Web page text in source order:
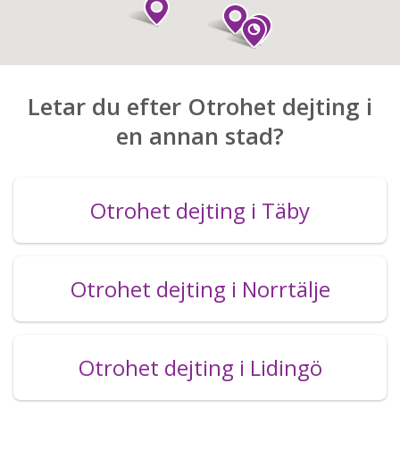
Letar du efter Otrohet dejting i
en annan stad?
Otrohet dejting i Täby
Otrohet dejting i Norrtälje
Otrohet dejting i Lidingö